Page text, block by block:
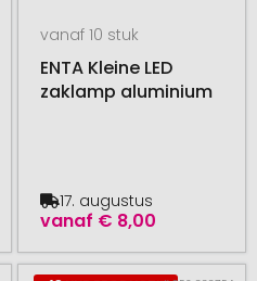
vanaf 10 stuk
ENTA Kleine LED
zaklamp aluminium
vanaf € 8,00
17. augustus